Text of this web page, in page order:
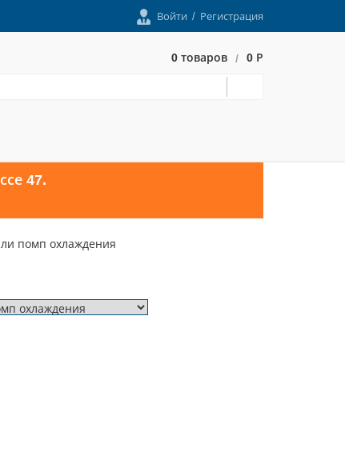
Войти / Регистрация
0 товаров / 0 Р
47.
помп охлаждения